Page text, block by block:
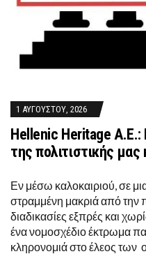
1 ΑΥΓΟΎΣΤΟΥ, 2026
Hellenic Heritage
της πολιτιστικής μας
Εν μέσω καλοκαιριού, σε
στραμμένη μακριά από την
διαδικασίες εξπρές και
ένα νομοσχέδιο έκτρωμα
κληρονομιά στο έλεος των